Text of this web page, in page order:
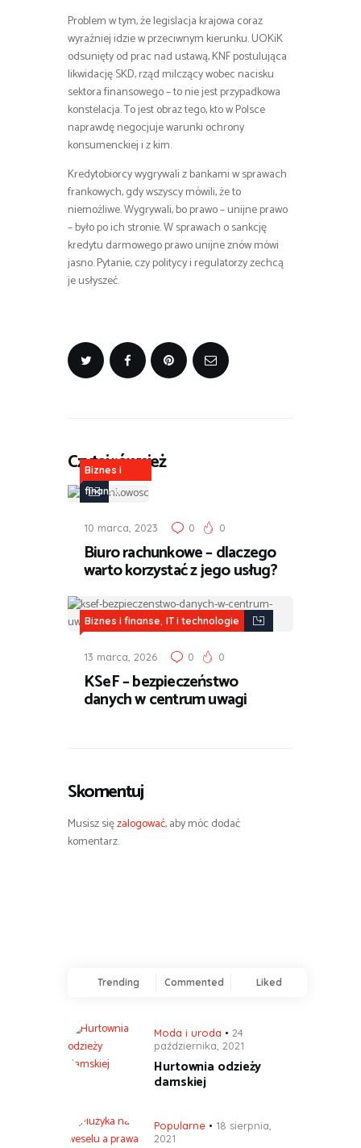
Problem w tym, że legislacja krajowa coraz
wyraźniej idzie w przeciwnym kierunku. UOKiK
odsunięty od prac nad ustawą, KNF postulująca
likwidację SKD, rząd milczący wobec nacisku
sektora finansowego – to nie jest przypadkowa
konstelacja. To jest obraz tego, kto w Polsce
naprawdę negocjuje warunki ochrony
konsumenckiej i z kim.
Kredytobiorcy wygrywali z bankami w sprawach
frankowych, gdy wszyscy mówili, że to
niemożliwe. Wygrywali, bo prawo – unijne prawo
– było po ich stronie. W sprawach o sankcję
kredytu darmowego prawo unijne znów mówi
jasno. Pytanie, czy politycy i regulatorzy zechcą
je usłyszeć.
Czytaj również
Biznes i
finanse
10 marca, 2023 0 0
Biuro rachunkowe – dlaczego
warto korzystać z jego usług?
Biznes i finanse IT i technologie
13 marca, 2026 0 0
KSeF – bezpieczeństwo
danych w centrum uwagi
Skomentuj
Musisz sięzalogować, aby móc dodać
komentarz.
Trending Commented Liked
Moda i uroda
24
października, 2021
Hurtownia odzieży
damskiej
Popularne
18 sierpnia,
2021